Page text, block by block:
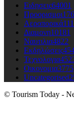
Ειδησεις64001
Προορισμοι
Αεροπορικά
Διαμονη10181
Ναυτιλια4822
Εκδηλώσεις
Τεχνολογια
Οικονομια3775
Uncategorised
© Tourism Today -